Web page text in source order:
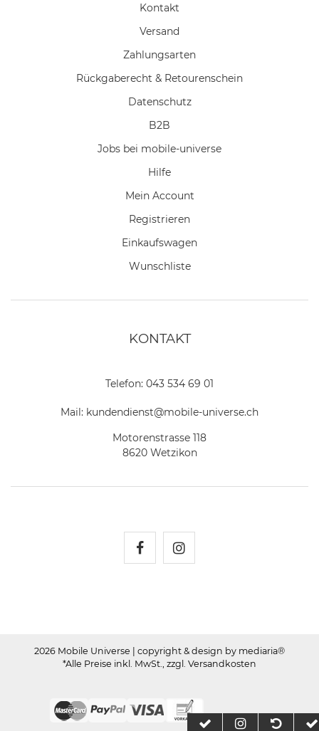
Kontakt
Versand
Zahlungsarten
Rückgaberecht & Retourenschein
Datenschutz
B2B
Jobs bei mobile-universe
Hilfe
Mein Account
Registrieren
Einkaufswagen
Wunschliste
KONTAKT
Telefon: 043 534 69 01
Mail: kundendienst@mobile-universe.ch
Motorenstrasse 118
8620 Wetzikon
2026 Mobile Universe | copyright & design by mediaria®
*Alle Preise inkl. MwSt., zzgl. Versandkosten